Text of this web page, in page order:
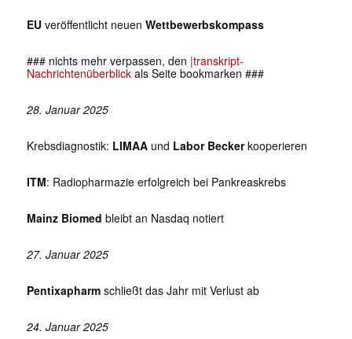
EUveröffentlicht neuen Wettbewerbskompass
### nichts mehr verpassen, den |transkript-
Nachrichtenüberblickals Seite bookmarken ###
28. Januar 2025
Krebsdiagnostik: LIMAAund Labor Beckerkooperieren
ITM: Radiopharmazie erfolgreich bei Pankreaskrebs
Mainz Biomed bleibt an Nasdaq notiert
27. Januar 2025
Pentixapharmschließt das Jahr mit Verlust ab
24. Januar 2025